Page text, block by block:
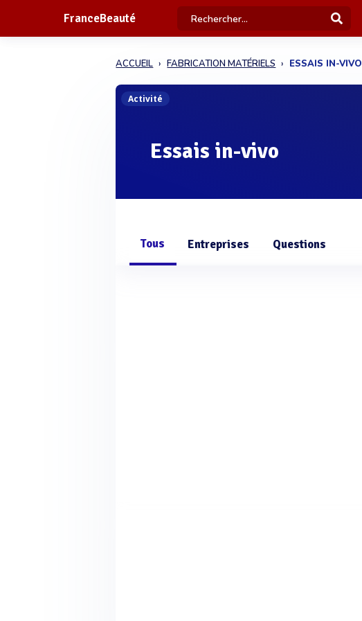
FranceBeauté
ACCUEIL FABRICATION MATÉRIELS ESSAIS IN-VIVO
Activité
Essais in-vivo
Tous Entreprises Questions